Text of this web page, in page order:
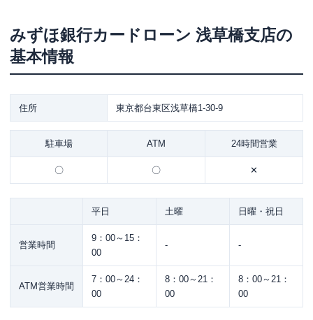
みずほ銀行カードローン 浅草橋支店の
基本情報
住所 東京都台東区浅草橋1-30-9
駐車場 ATM 24時間営業
〇 〇 ✕
平日 土曜 日曜・祝日
営業時間
9：00～15：
00
- -
ATM営業時間
7：00～24：
00
8：00～21：
00
8：00～21：
00